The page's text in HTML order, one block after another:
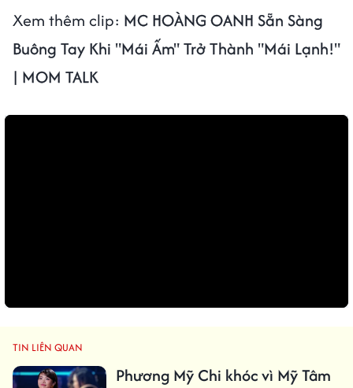
Xem thêm clip: MC HOÀNG OANH Sẵn Sàng
Buông Tay Khi "Mái Ấm" Trở Thành "Mái Lạnh!"
| MOM TALK
TIN LIÊN QUAN
Phương Mỹ Chi khóc vì Mỹ Tâm